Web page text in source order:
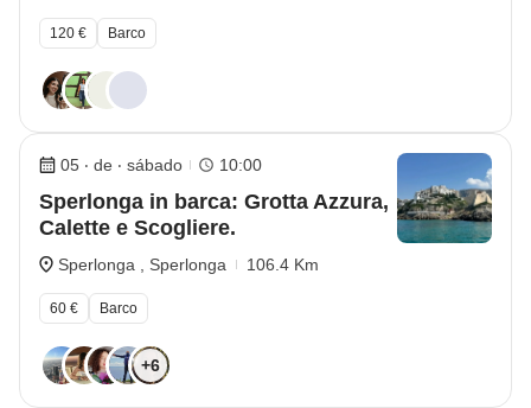
120 € Barco
05 ‧ de ‧ sábado 10:00
Sperlonga in barca: Grotta Azzura,
Calette e Scogliere.
Sperlonga , Sperlonga 106.4 Km
60 € Barco
+6